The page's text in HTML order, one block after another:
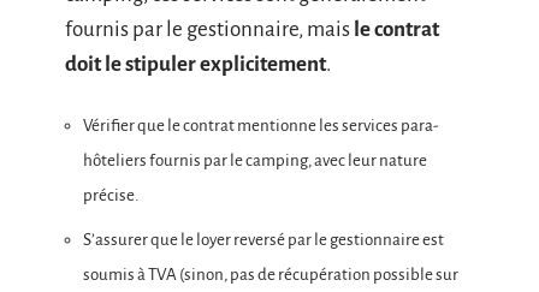
fournis par le gestionnaire, mais le contrat
doit le stipuler explicitement.
Vérifier que le contrat mentionne les services para-
hôteliers fournis par le camping, avec leur nature
précise.
S’assurer que le loyer reversé par le gestionnaire est
soumis à TVA (sinon, pas de récupération possible sur